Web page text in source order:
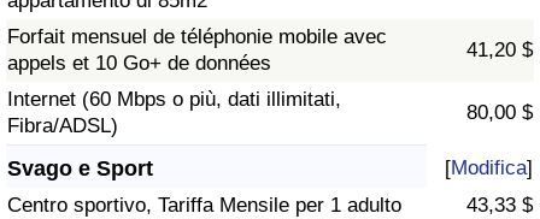
Forfait mensuel de téléphonie mobile avec
appels et 10 Go+ de données
41,20 $
Internet (60 Mbps o più, dati illimitati,
Fibra/ADSL)
80,00 $
Svago e Sport [Modifica]
Centro sportivo, Tariffa Mensile per 1 adulto
43,33 $